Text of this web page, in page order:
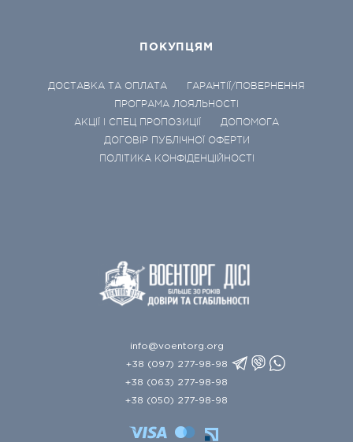
ПОКУПЦЯМ
ДОСТАВКА ТА ОПЛАТА
ГАРАНТІЇ/ПОВЕРНЕННЯ
ПРОГРАМА ЛОЯЛЬНОСТІ
АКЦІЇ І СПЕЦ ПРОПОЗИЦІЇ
ДОПОМОГА
ДОГОВІР ПУБЛІЧНОЇ ОФЕРТИ
ПОЛІТИКА КОНФІДЕНЦІЙНОСТІ
info@voentorg.org
+38 (097) 277-98-98
+38 (063) 277-98-98
+38 (050) 277-98-98